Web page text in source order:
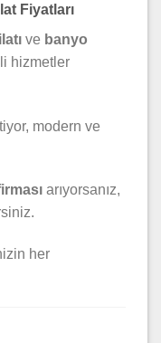
Fiyatları
ve banyo
hizmetler
modern ve
arıyorsanız,
her